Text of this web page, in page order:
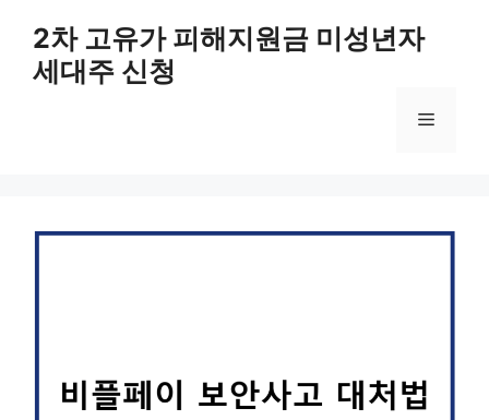
2차 고유가 피해지원금 미성년자
세대주 신청
메